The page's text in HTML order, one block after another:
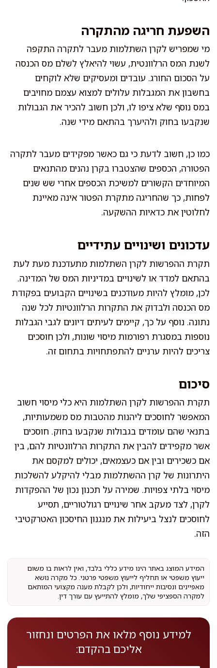
השפעת חריגה מהתקרה
מי שמפריש לקרן השתלמות מעבר לתקרה התקפה
לשנת המס הרלוונטית, עשוי להיאלץ לשלם מס הכנסה
על הסכום החורג. עובדים ומעסיקים שלא לוקחים
בחשבון את המגבלות עלולים למצוא עצמם מחויבים
במס נוסף שלא ציפו לו, ולכן חשוב להכיר את הגבולות
שנקבעו בחוק ולהיערך בהתאם מידי שנה.
כמו כן, חשוב לדעת כי גם כאשר מפקידים מעבר לתקרה
הפטורה, הכספים שהצטברו בקרן נהנים מהתנאים
המיוחדים הקשורים למשיכת הכספים אחרי שש שנים
לפחות, כך שהחריגה מתקרת הפטור אינה מאיינת
לחלוטין את כדאיות ההשקעה.
עדכונים ושינויים עתידיים
תקרת ההפרשות לקרן השתלמות מתעדכנת מעת לעת
בהתאם למדד או לשינויים במדיניות המס של המדינה.
לכן, מומלץ להיות מעודכנים בשינויים הקבועים בפקודת
מס הכנסה ולבדוק את התקרות הרלוונטיות לכל שנה
נתונה. נוסף על כך, קיימים לעיתים דיונים לגבי הגבלות
נוספות במסגרת רפורמות מיסוי שונות, ולכן חוסכים
צריכים להיות ערניים להתפתחויות בתחום זה.
סיכום
תקרת ההפרשות לקרן השתלמות היא כלי מיסוי חשוב
המאפשר לחוסכים ליהנות מהטבות מס משמעותיות,
בתנאי שהם עומדים בגבולות שנקבעו בחוק. חוסכים
אשר מקפידים להבין את התקרות הרלוונטיות להם, בין
אם כשכירים ובין אם כעצמאים, יכולים למקסם את
היתרונות של קרן ההשתלמות מבלי להיקלע להשלכות
מיסוי בלתי צפויות. שמירה על תכנון נכון של ההפקדות
לקרן, לצד מעקב אחר שינויים רגולטוריים, תסייע
לחוסכים לנצל ביעילות את מנגנון החיסכון האטרקטיבי
הזה.
המידע המוצג באתר הינו מידע כללי בלבד, ואין לראות בו משום
ייעוץ משפטי או תחליף לייעוץ משפטי פרטני. כל מקרה נושא
מאפיינים ונסיבות ייחודיות, ולכן לקבלת מענה מקצועי המותאם
למקרה הספציפי שלך, מומלץ להתייעץ עם עורך דין.
למידע נוסף מלאו את הפרטים ונחזור
אליכם בהקדם: